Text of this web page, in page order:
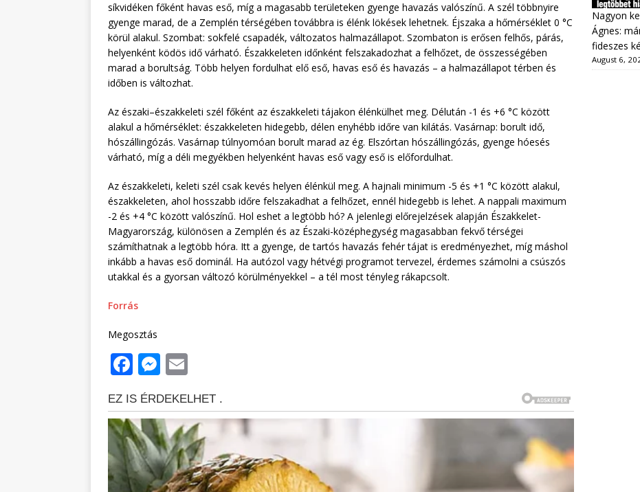
síkvidéken főként havas eső, míg a magasabb területeken gyenge havazás valószínű. A szél többnyire
gyenge marad, de a Zemplén térségében továbbra is élénk lökések lehetnek. Éjszaka a hőmérséklet 0 °C
körül alakul. Szombat: sokfelé csapadék, változatos halmazállapot. Szombaton is erősen felhős, párás,
helyenként ködös idő várható. Északkeleten időnként felszakadozhat a felhőzet, de összességében
marad a borultság. Több helyen fordulhat elő eső, havas eső és havazás – a halmazállapot térben és
időben is változhat.
Az északi–északkeleti szél főként az északkeleti tájakon élénkülhet meg. Délután -1 és +6 °C között
alakul a hőmérséklet: északkeleten hidegebb, délen enyhébb időre van kilátás. Vasárnap: borult idő,
hószállingózás. Vasárnap túlnyomóan borult marad az ég. Elszórtan hószállingózás, gyenge hóesés
várható, míg a déli megyékben helyenként havas eső vagy eső is előfordulhat.
Az északkeleti, keleti szél csak kevés helyen élénkül meg. A hajnali minimum -5 és +1 °C között alakul,
északkeleten, ahol hosszabb időre felszakadhat a felhőzet, ennél hidegebb is lehet. A nappali maximum
-2 és +4 °C között valószínű. Hol eshet a legtöbb hó? A jelenlegi előrejelzések alapján Északkelet-
Magyarország, különösen a Zemplén és az Északi-középhegység magasabban fekvő térségei
számíthatnak a legtöbb hóra. Itt a gyenge, de tartós havazás fehér tájat is eredményezhet, míg máshol
inkább a havas eső dominál. Ha autózol vagy hétvégi programot tervezel, érdemes számolni a csúszós
utakkal és a gyorsan változó körülményekkel – a tél most tényleg rákapcsolt.
Forrás
Megosztás
F
a
c
e
b
o
M
ss
e
n
g
ai
l
Nagyon
Ágnes:
fideszes
August 6,